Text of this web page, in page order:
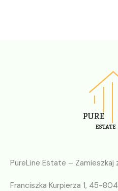
PureLine Estate – Zamieszkaj
Franciszka Kurpierza 1, 45-